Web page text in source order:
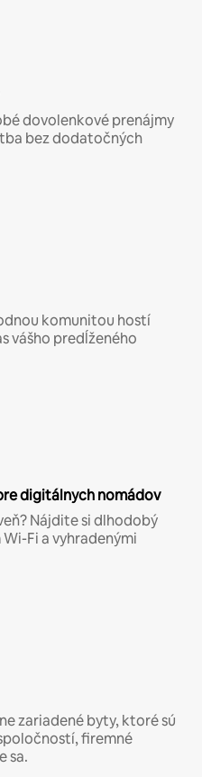
dovolenkové prenájmy
bez dodatočných
komunitou hostí
vášho predĺženého
digitálnych nomádov
Nájdite si dlhodobý
Fi a vyhradenými
zariadené byty, ktoré sú
firemné
sa.